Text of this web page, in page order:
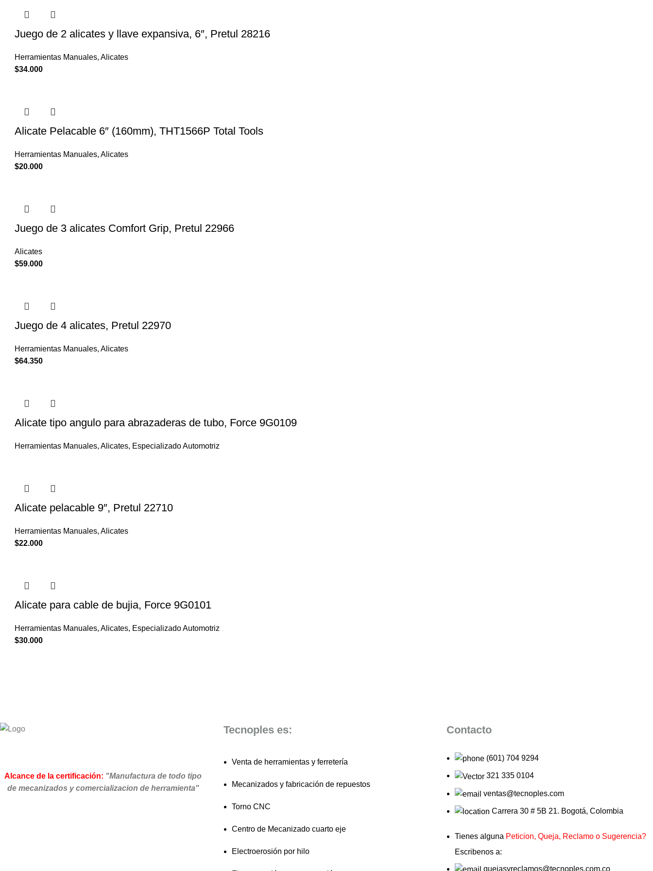
Juego de 2 alicates y llave expansiva, 6″, Pretul 28216
Herramientas Manuales, Alicates
$34.000
Alicate Pelacable 6″ (160mm), THT1566P Total Tools
Herramientas Manuales, Alicates
$20.000
Juego de 3 alicates Comfort Grip, Pretul 22966
Alicates
$59.000
Juego de 4 alicates, Pretul 22970
Herramientas Manuales, Alicates
$64.350
Alicate tipo angulo para abrazaderas de tubo, Force 9G0109
Herramientas Manuales, Alicates, Especializado Automotriz
Alicate pelacable 9″, Pretul 22710
Herramientas Manuales, Alicates
$22.000
Alicate para cable de bujia, Force 9G0101
Herramientas Manuales, Alicates, Especializado Automotriz
$30.000
Alcance de la certificación: "Manufactura de todo tipo
de mecanizados y comercializacion de herramienta"
Tecnoples es:
Venta de herramientas y ferretería
Mecanizados y fabricación de repuestos
Torno CNC
Centro de Mecanizado cuarto eje
Electroerosión por hilo
Contacto
(601) 704 9294
321 335 0104
ventas@tecnoples.com
Carrera 30 # 5B 21. Bogotá, Colombia
Tienes alguna Peticion, Queja, Reclamo o Sugerencia?
Escribenos a:
quejasyreclamos@tecnoples.com.co